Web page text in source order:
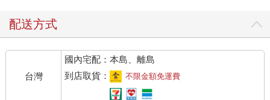
配送方式
台灣
國內宅配：本島、離島
到店取貨：
不限金額免運費